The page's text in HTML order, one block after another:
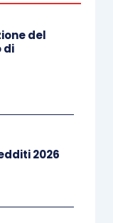
e martedì,
e in quelle
allo 06 6779
statali
entrate, il
del
di
2026